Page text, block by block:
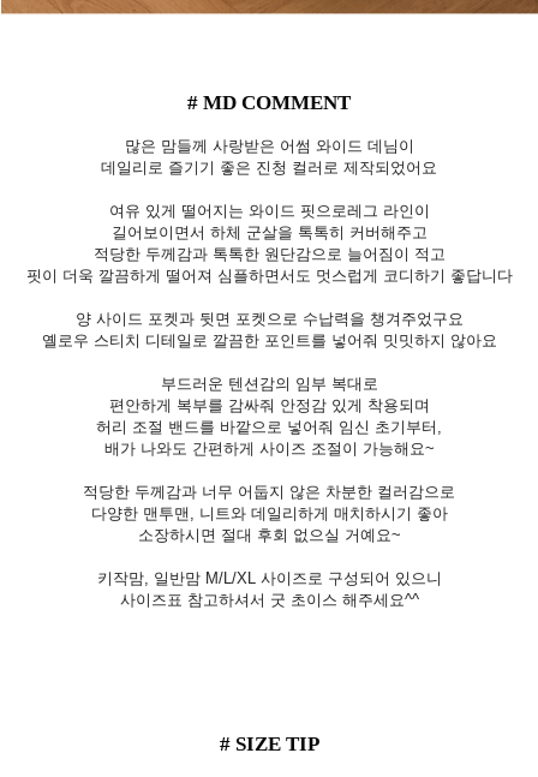
# MD COMMENT
많은 맘들께 사랑받은 어썸 와이드 데님이
데일리로 즐기기 좋은 진청 컬러로 제작되었어요
여유 있게 떨어지는 와이드 핏으로레그 라인이
길어보이면서 하체 군살을 톡톡히 커버해주고
적당한 두께감과 톡톡한 원단감으로 늘어짐이 적고
핏이 더욱 깔끔하게 떨어져 심플하면서도 멋스럽게 코디하기 좋답니다
양 사이드 포켓과 뒷면 포켓으로 수납력을 챙겨주었구요
옐로우 스티치 디테일로 깔끔한 포인트를 넣어줘 밋밋하지 않아요
부드러운 텐션감의 임부 복대로
편안하게 복부를 감싸줘 안정감 있게 착용되며
허리 조절 밴드를 바깥으로 넣어줘 임신 초기부터,
배가 나와도 간편하게 사이즈 조절이 가능해요~
적당한 두께감과 너무 어둡지 않은 차분한 컬러감으로
다양한 맨투맨, 니트와 데일리하게 매치하시기 좋아
소장하시면 절대 후회 없으실 거예요~
키작맘, 일반맘 M/L/XL 사이즈로 구성되어 있으니
사이즈표 참고하셔서 굿 초이스 해주세요^^
# SIZE TIP